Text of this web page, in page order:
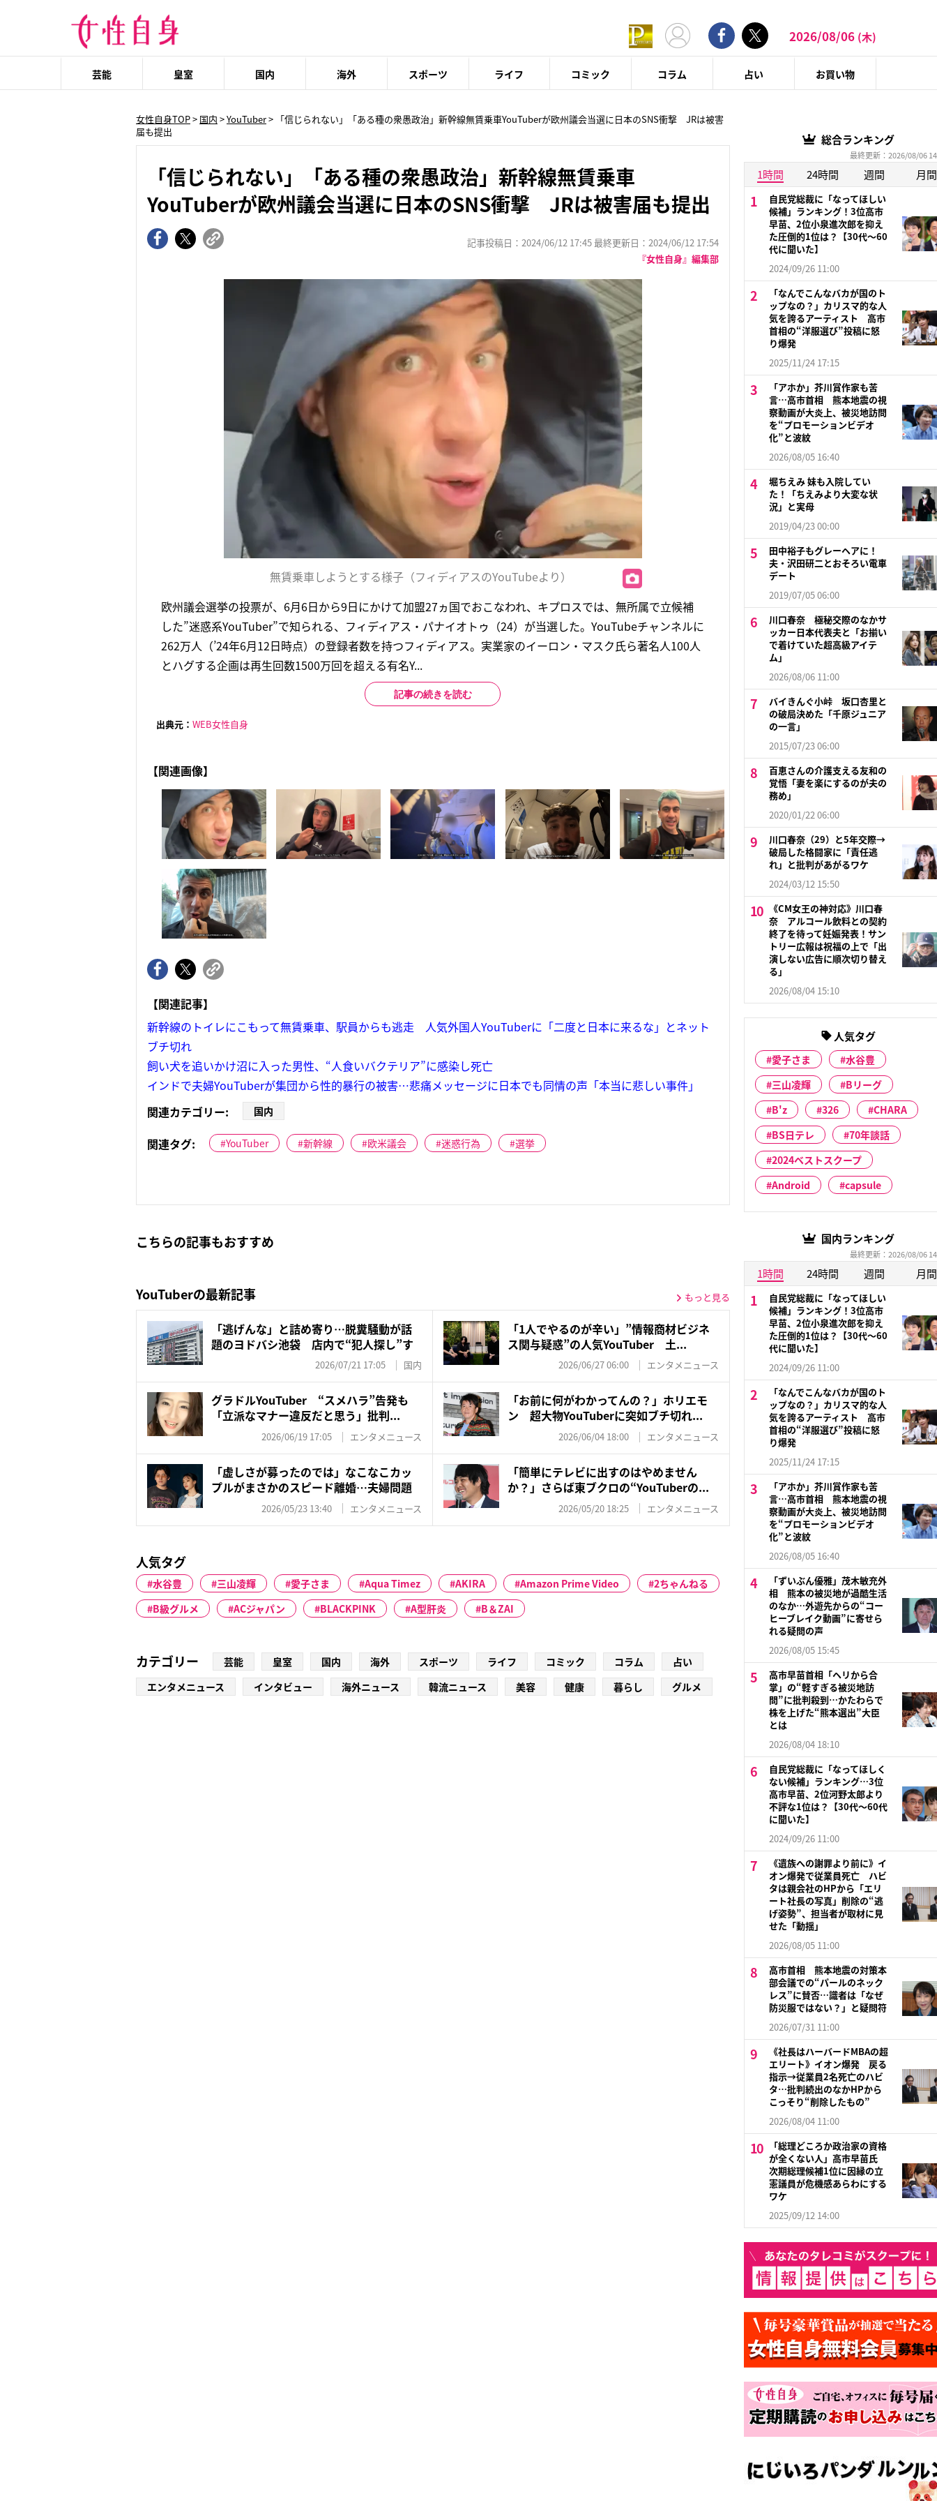
2026/08/06 (木)
芸能 皇室 国内 海外 スポーツ ライフ コミック コラム 占い お買い物
女性自身TOP> 国内 >YouTuber> 「信じられない」「ある種の衆愚政治」新幹線無賃乗車YouTuberが欧州議会当選に日本のSNS衝撃 JRは被害
届も提出
「信じられない」「ある種の衆愚政治」新幹線無賃乗車
YouTuberが欧州議会当選に日本のSNS衝撃 JRは被害届も提出
記事投稿日：2024/06/12 17:45 最終更新日：2024/06/12 17:54
『女性自身』編集部
無賃乗車しようとする様子（フィディアスのYouTubeより）
欧州議会選挙の投票が、6月6日から9日にかけて加盟27ヵ国でおこなわれ、キプロスでは、無所属で立候補
した”迷惑系YouTuber”で知られる、フィディアス・パナイオトゥ（24）が当選した。YouTubeチャンネルに
262万人（’24年6月12日時点）の登録者数を持つフィディアス。実業家のイーロン・マスク氏ら著名人100人
とハグする企画は再生回数1500万回を超える有名Y...
記事の続きを読む
出典元： WEB女性自身
【関連画像】
【関連記事】
新幹線のトイレにこもって無賃乗車、駅員からも逃走 人気外国人YouTuberに「二度と日本に来るな」とネット
ブチ切れ
飼い犬を追いかけ沼に入った男性、“人食いバクテリア”に感染し死亡
インドで夫婦YouTuberが集団から性的暴行の被害…悲痛メッセージに日本でも同情の声「本当に悲しい事件」
関連カテゴリー:
国内
関連タグ: YouTuber 新幹線 欧米議会 迷惑行為 選挙
こちらの記事もおすすめ
YouTuberの最新記事 もっと見る
「逃げんな」と詰め寄り…脱糞騒動が話
題のヨドバシ池袋 店内で“犯人探し”す
2026/07/21 17:05 国内
「1人でやるのが辛い」”情報商材ビジネ
ス関与疑惑”の人気YouTuber 土...
2026/06/27 06:00 エンタメニュース
グラドルYouTuber “スメハラ”告発も
「立派なマナー違反だと思う」批判...
2026/06/19 17:05 エンタメニュース
「お前に何がわかってんの？」ホリエモ
ン 超大物YouTuberに突如ブチ切れ...
2026/06/04 18:00 エンタメニュース
「虚しさが募ったのでは」なこなこカッ
プルがまさかのスピード離婚…夫婦問題
2026/05/23 13:40 エンタメニュース
「簡単にテレビに出すのはやめません
か？」さらば東ブクロの“YouTuberの...
2026/05/20 18:25 エンタメニュース
人気タグ
水谷豊 三山凌輝 愛子さま Aqua Timez AKIRA Amazon Prime Video
2ちゃんねる
B級グルメ
ACジャパン BLACKPINK A型肝炎 B＆ZAI
カテゴリー 芸能 皇室 国内 海外 スポーツ ライフ コミック コラム
占い
エンタメニュース
インタビュー 海外ニュース 韓流ニュース 美容 健康 暮らし グルメ
総合ランキング
最終更新：2026/08/06
1時間 24時間 週間 月間
自民党総裁に「なってほしい
候補」ランキング！3位高市
早苗、2位小泉進次郎を抑え
た圧倒的1位は？【30代〜60
代に聞いた】
2024/09/26 11:00
「なんでこんなバカが国のト
ップなの？」カリスマ的な人
気を誇るアーティスト 高市
首相の“洋服選び”投稿に怒
り爆発
2025/11/24 17:15
「アホか」芥川賞作家も苦
言…高市首相 熊本地震の視
察動画が大炎上、被災地訪問
を“プロモーションビデオ
化”と波紋
2026/08/05 16:40
堀ちえみ 妹も入院してい
た！「ちえみより大変な状
況」と実母
2019/04/23 00:00
田中裕子もグレーヘアに！
夫・沢田研二とおそろい電車
デート
2019/07/05 06:00
川口春奈 極秘交際のなかサ
ッカー日本代表夫と「お揃い
で着けていた超高級アイテ
ム」
2026/08/06 11:00
バイきんぐ小峠 坂口杏里と
の破局決めた「千原ジュニア
の一言」
2015/07/23 06:00
百恵さんの介護支える友和の
覚悟「妻を楽にするのが夫の
務め」
2020/01/22 06:00
川口春奈（29）と5年交際→
破局した格闘家に「責任逃
れ」と批判があがるワケ
2024/03/12 15:50
《CM女王の神対応》川口春
奈 アルコール飲料との契約
終了を待って妊娠発表！サン
トリー広報は祝福の上で「出
演しない広告に順次切り替え
る」
2026/08/04 15:10
人気タグ
愛子さま
水谷豊
三山凌輝
Bリーグ
B'z
326
CHARA
BS日テレ
70年談話
2024ベストスクープ
Android
capsule
国内ランキング
最終更新：2026/08/06
1時間 24時間 週間 月間
自民党総裁に「なってほしい
候補」ランキング！3位高市
早苗、2位小泉進次郎を抑え
た圧倒的1位は？【30代〜60
代に聞いた】
2024/09/26 11:00
「なんでこんなバカが国のト
ップなの？」カリスマ的な人
気を誇るアーティスト 高市
首相の“洋服選び”投稿に怒
り爆発
2025/11/24 17:15
「アホか」芥川賞作家も苦
言…高市首相 熊本地震の視
察動画が大炎上、被災地訪問
を“プロモーションビデオ
化”と波紋
2026/08/05 16:40
「ずいぶん優雅」茂木敏充外
相 熊本の被災地が過酷生活
のなか…外遊先からの“コー
ヒーブレイク動画”に寄せら
れる疑問の声
2026/08/05 15:45
高市早苗首相「ヘリから合
掌」の“軽すぎる被災地訪
問”に批判殺到…かたわらで
株を上げた“熊本選出”大臣
とは
2026/08/04 18:10
自民党総裁に「なってほしく
ない候補」ランキング…3位
高市早苗、2位河野太郎より
不評な1位は？【30代～60代
に聞いた】
2024/09/26 11:00
《遺族への謝罪より前に》イ
オン爆発で従業員死亡 ハビ
タは親会社のHPから「エリ
ート社長の写真」削除の“逃
げ姿勢”、担当者が取材に見
せた「動揺」
2026/08/05 11:00
高市首相 熊本地震の対策本
部会議での“パールのネック
レス”に賛否…識者は「なぜ
防災服ではない？」と疑問符
2026/07/31 11:00
《社長はハーバードMBAの超
エリート》イオン爆発 戻る
指示→従業員2名死亡のハビ
タ…批判続出のなかHPから
こっそり“削除したもの”
2026/08/04 11:00
「総理どころか政治家の資格
が全くない人」高市早苗氏
次期総理候補1位に因縁の立
憲議員が危機感あらわにする
ワケ
2025/09/12 14:00